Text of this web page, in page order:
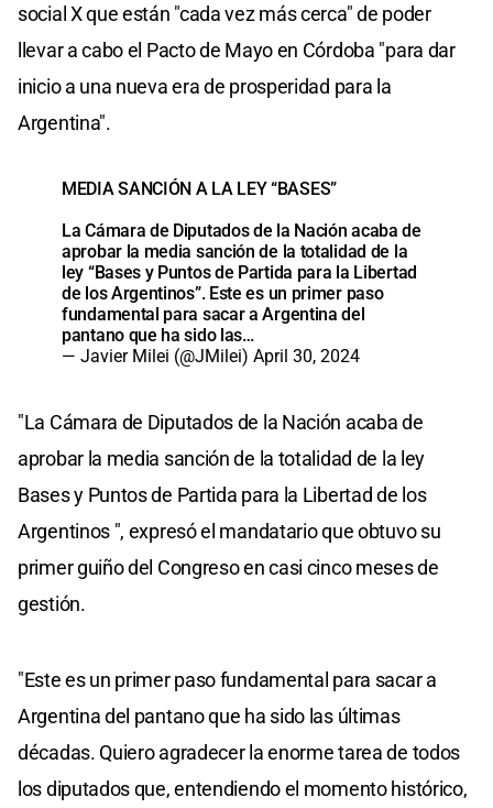
social X que están "cada vez más cerca" de poder
llevar a cabo el Pacto de Mayo en Córdoba "para dar
inicio a una nueva era de prosperidad para la
Argentina".
MEDIA SANCIÓN A LA LEY “BASES”
La Cámara de Diputados de la Nación acaba de
aprobar la media sanción de la totalidad de la
ley “Bases y Puntos de Partida para la Libertad
de los Argentinos”. Este es un primer paso
fundamental para sacar a Argentina del
pantano que ha sido las…
— Javier Milei (@JMilei) April 30, 2024
"La Cámara de Diputados de la Nación acaba de
aprobar la media sanción de la totalidad de la ley
Bases y Puntos de Partida para la Libertad de los
Argentinos ", expresó el mandatario que obtuvo su
primer guiño del Congreso en casi cinco meses de
gestión.
"Este es un primer paso fundamental para sacar a
Argentina del pantano que ha sido las últimas
décadas. Quiero agradecer la enorme tarea de todos
los diputados que, entendiendo el momento histórico,